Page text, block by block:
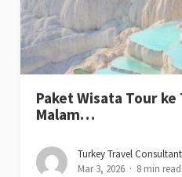
Paket Wisata Tour ke
Malam…
Turkey Travel Consultant
Mar 3, 2026
8 min read